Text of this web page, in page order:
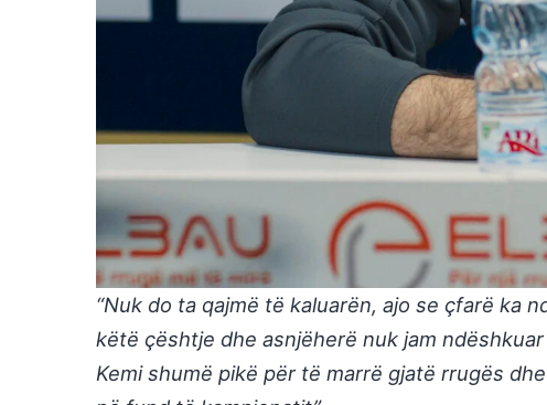
“Nuk do ta qajmë të kaluarën, ajo se çfarë ka
këtë çështje dhe asnjëherë nuk jam
Kemi shumë pikë për të marrë gjatë rrugës